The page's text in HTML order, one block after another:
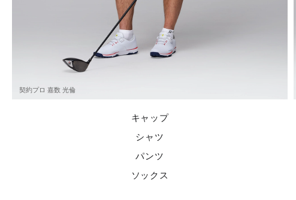
契約プロ 嘉数 光倫
キャップ
シャツ
パンツ
ソックス